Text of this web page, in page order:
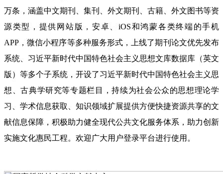
万条，涵盖中文期刊、集刊、外文期刊、古籍、外文图书等资
源类型，提供网站版，安卓、iOS和鸿蒙各类终端的手机
APP，微信小程序等多种服务形式，上线了期刊论文优先发布
系统、习近平新时代中国特色社会主义思想文库数据库（英文
版）等多个子系统，开设了习近平新时代中国特色社会主义思
想、古典学研究等专题栏目，持续为社会公众的思想理论学
习、学术信息获取、知识领域扩展提供方便快捷资源共享的文
献信息保障，积极助力健全现代公共文化服务体系，助力创新
实施文化惠民工程。欢迎广大用户登录平台进行使用。